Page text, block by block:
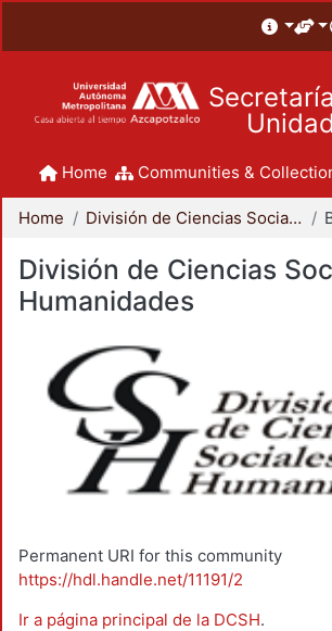
Unidad
Home Communities &
Home División de Ciencias Sociales y Humanidades
División de Ciencias
Humanidades
Permanent URI for this community
https://hdl.handle.net/11191/2
Ir a página principal de la DCSH.